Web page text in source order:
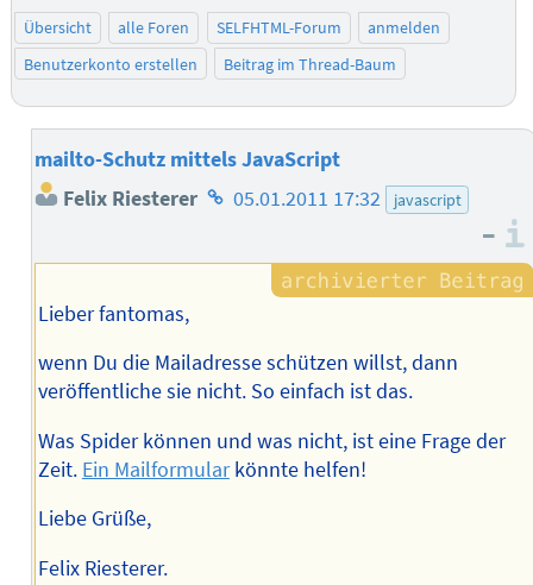
Übersicht alle Foren SELFHTML-Forum
anmelden
Benutzerkonto erstellen
Beitrag im Thread-Baum
mailto-Schutz mittels JavaScript
Felix Riesterer Homepage
Autors
05.01.2011 17:32 javascript
–
Lieber fantomas,
wenn Du die Mailadresse schützen willst, dann
veröffentliche sie nicht. So einfach ist das.
Was Spider können und was nicht, ist eine Frage der
Zeit. Ein Mailformularkönnte helfen!
Liebe Grüße,
Felix Riesterer.